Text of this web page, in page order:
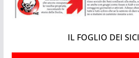
IL FOGLIO DEI